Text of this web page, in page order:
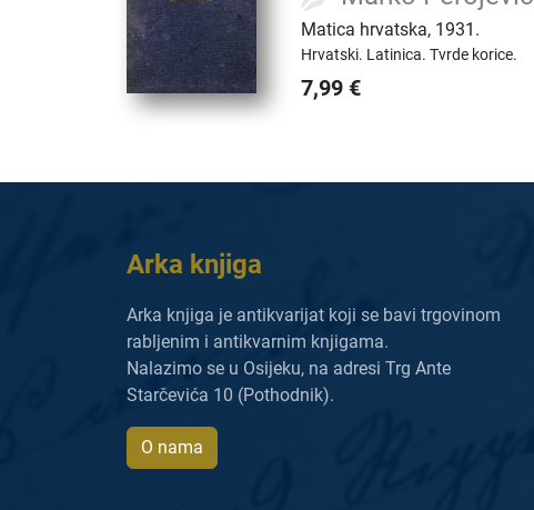
Matica hrvatska, 1931.
Hrvatski. Latinica.Tvrde korice.
7,99 €
Arka knjiga
Arka knjiga je antikvarijat koji se bavi trgovinom
rabljenim i antikvarnim knjigama.
Nalazimo se u Osijeku, na adresi Trg Ante
Starčevića 10 (Pothodnik).
O nama